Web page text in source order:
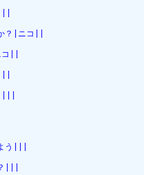
||
？|ニコ||
コ||
|||
う|||
|||